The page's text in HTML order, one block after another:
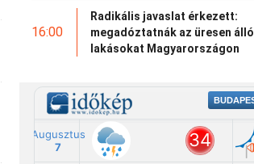
16:00
Radikális javaslat érkezett:
megadóztatnák az üresen álló
lakásokat Magyarországon